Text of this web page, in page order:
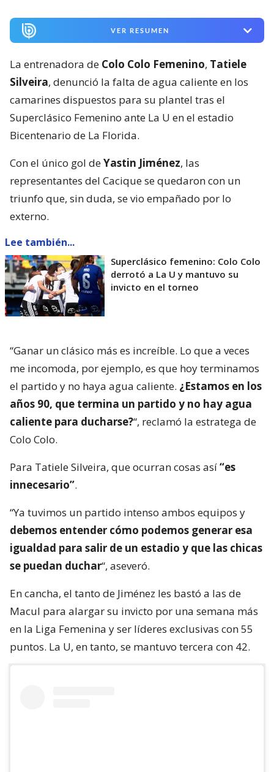
VER RESUMEN
La entrenadora de Colo Colo Femenino, Tatiele
Silveira, denunció la falta de agua caliente en los
camarines dispuestos para su plantel tras el
Superclásico Femenino ante La U en el estadio
Bicentenario de La Florida.
Con el único gol deYastin Jiménez, las
representantes del Cacique se quedaron con un
triunfo que, sin duda, se vio empañado por lo
externo.
Lee también...
Superclásico femenino: Colo Colo
derrotó a La U y mantuvo su
invicto en el torneo
“Ganar un clásico más es increíble. Lo que a veces
me incomoda, por ejemplo, es que hoy terminamos
el partido y no haya agua caliente. ¿Estamos en los
años 90, que termina un partido y no hay agua
caliente para ducharse?“, reclamó la estratega de
Colo Colo.
Para Tatiele Silveira, que ocurran cosas así“es
innecesario”.
“Ya tuvimos un partido intenso ambos equipos y
debemos entender cómo podemos generar esa
igualdad para salir de un estadio y que las chicas
se puedan duchar“, aseveró.
En cancha, el tanto de Jiménez les bastó a las de
Macul para alargar su invicto por una semana más
en la Liga Femenina y ser líderes exclusivas con 55
puntos. La U, en tanto, se mantuvo tercera con 42.